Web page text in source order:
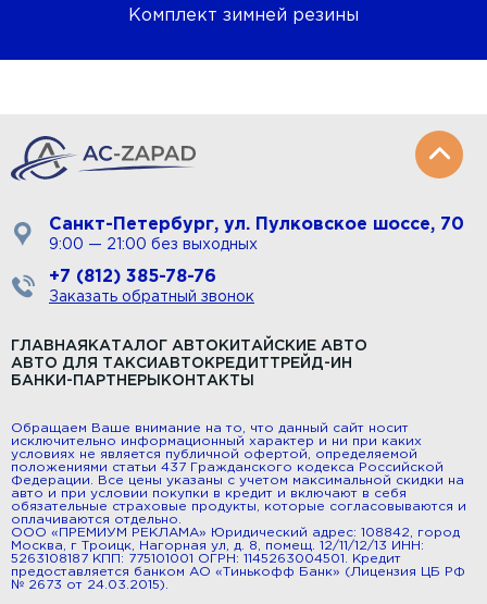
Комплект зимней резины
Санкт-Петербург, ул. Пулковское шоссе, 70
9:00 — 21:00 без выходных
+7 (812) 385-78-76
Заказать обратный звонок
ГЛАВНАЯ КАТАЛОГ АВТО КИТАЙСКИЕ АВТО
АВТО ДЛЯ ТАКСИ АВТОКРЕДИТТРЕЙД-ИН
БАНКИ-ПАРТНЕРЫ КОНТАКТЫ
Обращаем Ваше внимание на то, что данный сайт носит
исключительно информационный характер и ни при каких
условиях не является публичной офертой, определяемой
положениями статьи 437 Гражданского кодекса Российской
Федерации. Все цены указаны с учетом максимальной скидки на
авто и при условии покупки в кредит и включают в себя
обязательные страховые продукты, которые согласовываются и
оплачиваются отдельно.
ООО «ПРЕМИУМ РЕКЛАМА» Юридический адрес: 108842, город
Москва, г Троицк, Нагорная ул, д. 8, помещ. 12/11/12/13 ИНН:
5263108187 КПП: 775101001 ОГРН: 1145263004501. Кредит
предоставляется банком АО «Тинькофф Банк» (Лицензия ЦБ РФ
№ 2673 от 24.03.2015).